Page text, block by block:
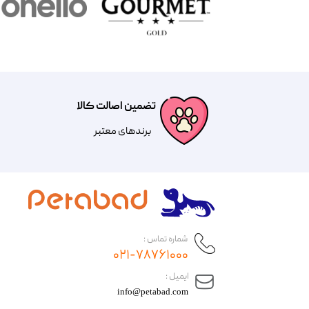
تضمین اصالت کالا
​​برندهای معتبر​​​​​​​
​ایمیل :
info@petabad.com
شماره تماس :
۰۲۱-۷۸۷۶۱۰۰۰